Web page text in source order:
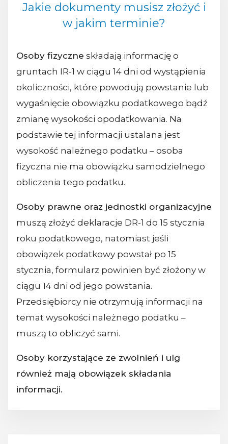
Jakie dokumenty musisz złożyć i
w jakim terminie?
Osoby fizyczne składają informację o
gruntach IR-1 w ciągu 14 dni od wystąpienia
okoliczności, które powodują powstanie lub
wygaśnięcie obowiązku podatkowego bądź
zmianę wysokości opodatkowania. Na
podstawie tej informacji ustalana jest
wysokość należnego podatku – osoba
fizyczna nie ma obowiązku samodzielnego
obliczenia tego podatku.
Osoby prawne oraz jednostki organizacyjne
muszą złożyć deklaracje DR-1 do 15 stycznia
roku podatkowego, natomiast jeśli
obowiązek podatkowy powstał po 15
stycznia, formularz powinien być złożony w
ciągu 14 dni od jego powstania.
Przedsiębiorcy nie otrzymują informacji na
temat wysokości należnego podatku –
muszą to obliczyć sami.
Osoby korzystające ze zwolnień i ulg
również mają obowiązek składania
informacji.